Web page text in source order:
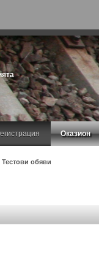
Оказион
Тестови обяви